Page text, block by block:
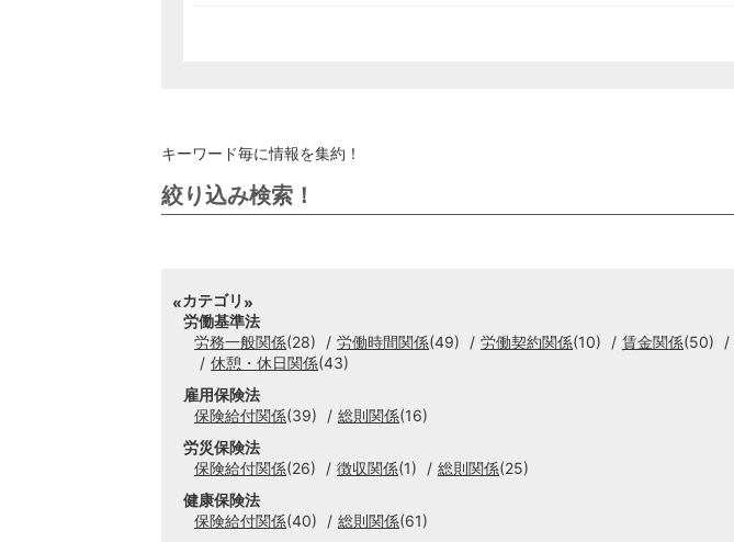
キーワード毎に情報を集約！
絞り込み検索！
カテゴリ
労働基準法
労務一般関係(28) 労働時間関係(49) 労働契約関係(10) 賃金関係(50)
休憩・休日関係(43)
雇用保険法
保険給付関係(39) 総則関係(16)
労災保険法
保険給付関係(26) 徴収関係(1) 総則関係(25)
健康保険法
保険給付関係(40) 総則関係(61)